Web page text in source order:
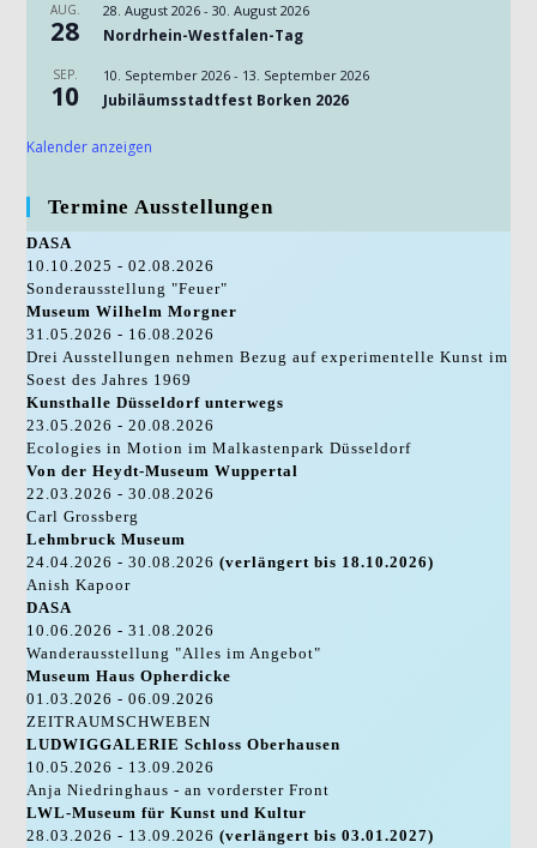
AUG.
28
28. August 2026 -30. August 2026
Nordrhein-Westfalen-Tag
SEP.
10
10. September 2026 - 13. September 2026
Jubiläumsstadtfest Borken 2026
Kalender anzeigen
Termine Ausstellungen
DASA
10.10.2025 - 02.08.2026
Sonderausstellung "Feuer"
Museum Wilhelm Morgner
31.05.2026 - 16.08.2026
Drei Ausstellungen nehmen Bezug auf experimentelle Kunst im
Soest des Jahres 1969
Kunsthalle Düsseldorf unterwegs
23.05.2026 - 20.08.2026
Ecologies in Motion im Malkastenpark Düsseldorf
Von der Heydt-Museum Wuppertal
22.03.2026 - 30.08.2026
Carl Grossberg
Lehmbruck Museum
24.04.2026 - 30.08.2026(verlängert bis 18.10.2026)
Anish Kapoor
DASA
10.06.2026 - 31.08.2026
Wanderausstellung "Alles im Angebot"
Museum Haus Opherdicke
01.03.2026 - 06.09.2026
ZEITRAUMSCHWEBEN
LUDWIGGALERIE Schloss Oberhausen
10.05.2026 - 13.09.2026
Anja Niedringhaus - an vorderster Front
LWL-Museum für Kunst und Kultur
28.03.2026 - 13.09.2026(verlängert bis 03.01.2027)